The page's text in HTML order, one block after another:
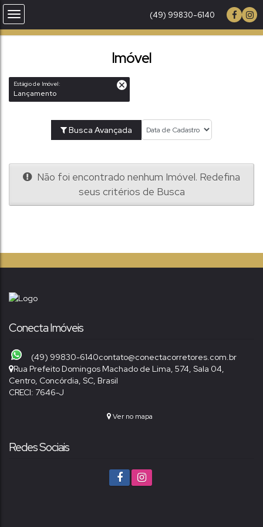
(49) 99830-6140
Imóvel
Estágio de Imóvel:
Lançamento
Busca Avançada
Não foi encontrado nenhum Imóvel. Redefina
seus critérios de Busca
Conecta Imóveis
(49) 99830-6140contato@conectacorretores.com.br
Rua Prefeito Domingos Machado de Lima 574 Sala 04
Centro Concórdia SC Brasil
CRECI: 7646-J
Ver no mapa
Redes Sociais